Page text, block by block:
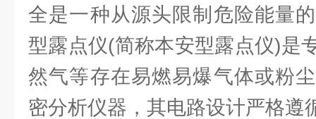
全是一种从源头限制危险能量
型露点仪(简称本安型露点仪)是
然气等存在易燃易爆气体或粉
密分析仪器，其电路设计严格遵